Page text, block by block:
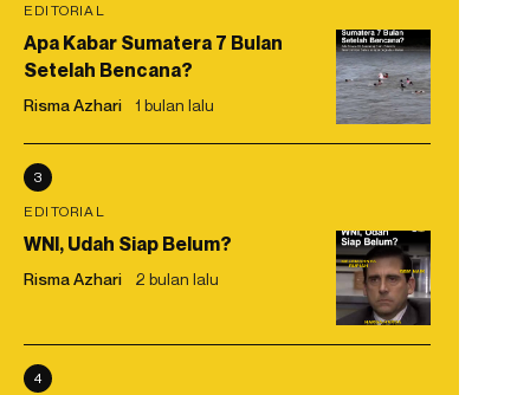
EDITORIAL
Apa Kabar Sumatera 7 Bulan
Setelah Bencana?
Risma Azhari 1 bulan lalu
3
EDITORIAL
WNI, Udah Siap Belum?
Risma Azhari 2 bulan lalu
4